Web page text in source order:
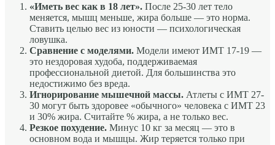
«Иметь вес как в 18 лет». После 25-30 лет тело
меняется, мышц меньше, жира больше — это норма.
Ставить целью вес из юности — психологическая
ловушка.
Сравнение с моделями. Модели имеют ИМТ 17-19 —
это нездоровая худоба, поддерживаемая
профессиональной диетой. Для большинства это
недостижимо без вреда.
Игнорирование мышечной массы. Атлеты с ИМТ 27-
30 могут быть здоровее «обычного» человека с ИМТ 23
и 30% жира. Считайте % жира, а не только вес.
Резкое похудение. Минус 10 кг за месяц — это в
основном вода и мышцы. Жир теряется только при